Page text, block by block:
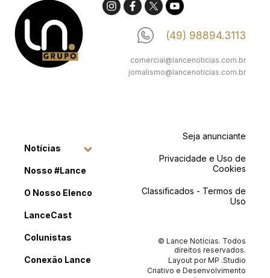
(49) 98894.3113
comercial@lancenoticias.com.br
jornalismo@lancenoticias.com.br
Notícias
Nosso #Lance
O Nosso Elenco
LanceCast
Colunistas
Conexão Lance
Seja anunciante
Privacidade e Uso de
Cookies
Classificados - Termos de
Uso
© Lance Notícias. Todos
direitos reservados.
Layout porMP .Studio
Criativo e Desenvolvimento